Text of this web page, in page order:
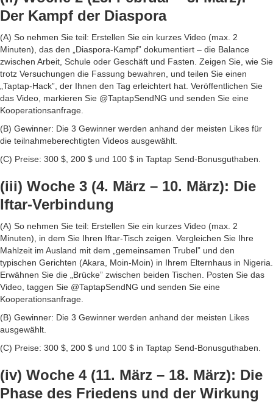
Der Kampf der Diaspora
(A) So nehmen Sie teil: Erstellen Sie ein kurzes Video (max. 2
Minuten), das den „Diaspora-Kampf” dokumentiert – die Balance
zwischen Arbeit, Schule oder Geschäft und Fasten. Zeigen Sie, wie Sie
trotz Versuchungen die Fassung bewahren, und teilen Sie einen
„Taptap-Hack”, der Ihnen den Tag erleichtert hat. Veröffentlichen Sie
das Video, markieren Sie @TaptapSendNG und senden Sie eine
Kooperationsanfrage.
(B) Gewinner: Die 3 Gewinner werden anhand der meisten Likes für
die teilnahmeberechtigten Videos ausgewählt.
(C) Preise: 300 $, 200 $ und 100 $ in Taptap Send-Bonusguthaben.
(iii) Woche 3 (4. März – 10. März): Die
Iftar-Verbindung
(A) So nehmen Sie teil: Erstellen Sie ein kurzes Video (max. 2
Minuten), in dem Sie Ihren Iftar-Tisch zeigen. Vergleichen Sie Ihre
Mahlzeit im Ausland mit dem „gemeinsamen Trubel” und den
typischen Gerichten (Akara, Moin-Moin) in Ihrem Elternhaus in Nigeria.
Erwähnen Sie die „Brücke” zwischen beiden Tischen. Posten Sie das
Video, taggen Sie @TaptapSendNG und senden Sie eine
Kooperationsanfrage.
(B) Gewinner: Die 3 Gewinner werden anhand der meisten Likes
ausgewählt.
(C) Preise: 300 $, 200 $ und 100 $ in Taptap Send-Bonusguthaben.
(iv) Woche 4 (11. März – 18. März): Die
Phase des Friedens und der Wirkung